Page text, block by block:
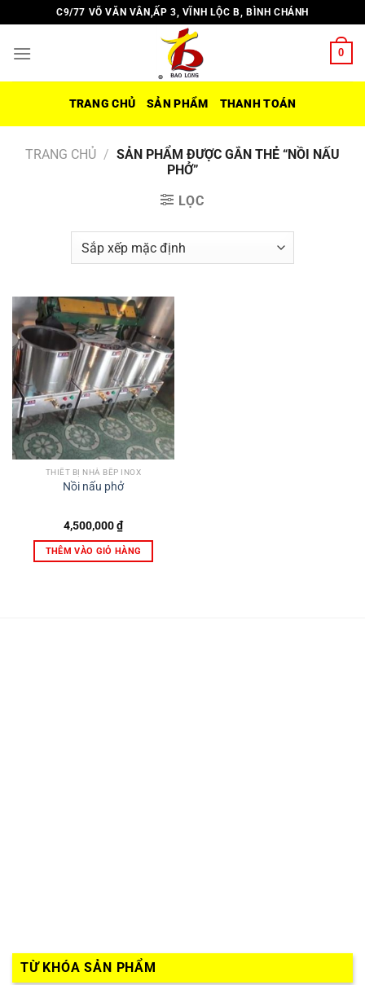
đến
nội
C9/77 VÕ VĂN VÂN,ẤP 3, VĨNH LỘC B, BÌNH CHÁNH
0
TRANG CHỦ SẢN PHẨM THANH TOÁN
TRANG CHỦ / SẢN PHẨM ĐƯỢC GẮN THẺ “NỒI NẤU
PHỞ”
LỌC
THIẾT BỊ NHÀ BẾP INOX
Nồi nấu phở
4,500,000₫
THÊM VÀO GIỎ HÀNG
TỪ KHÓA SẢN PHẨM